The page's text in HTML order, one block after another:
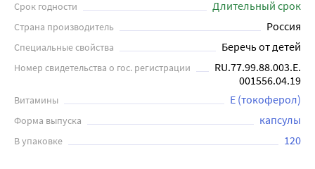
(эйкозапентаеновой кислотой), которые помогают
улучшить обмен веществ и снизить уровень холестерина
в крови. Алкил-глицериновые эфиры (АГЭ) являются
ключевым структурным элементом клетки, обладают
противоопухолевый иммунитет. Добавка хорошо
переносится и имеет минимальные побочные эффекты.
лет по 4 капсулы 2 раза в день во время еды.
Срок годности Длительный срок
Страна производитель Россия
Специальные свойства Беречь от детей
Номер свидетельства о гос. регистрации
RU.77.99.88.003.Е.
001556.04.19
Витамины Е (токоферол)
Форма выпуска капсулы
В упаковке 120